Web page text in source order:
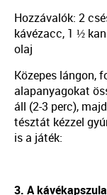
Hozzávalók: 2
kávézacc, 1 ½
olaj
Közepes lángon,
alapanyagokat
áll (2-3 perc),
tésztát kézzel
is a játék:
3. A kávékapszula